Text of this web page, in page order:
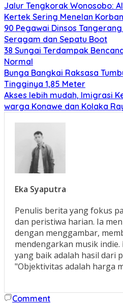
Jalur Tengkorak Wonosobo:
Kertek Sering Menelan Korban
90 Pegawai Dinsos
Seragam dan Sepatu Boot
38 Sungai Terdampak
Normal
Bunga Bangkai Raksasa
Tingginya 1,85 Meter
Akses lebih mudah, Imigrasi
warga Konawe dan Kolaka
Eka Syaputra
Penulis berita yang fokus
dan peristiwa harian. Ia
dengan menggambar,
mendengarkan musik
yang baik adalah hasil dari
"Objektivitas adalah harga
Comment